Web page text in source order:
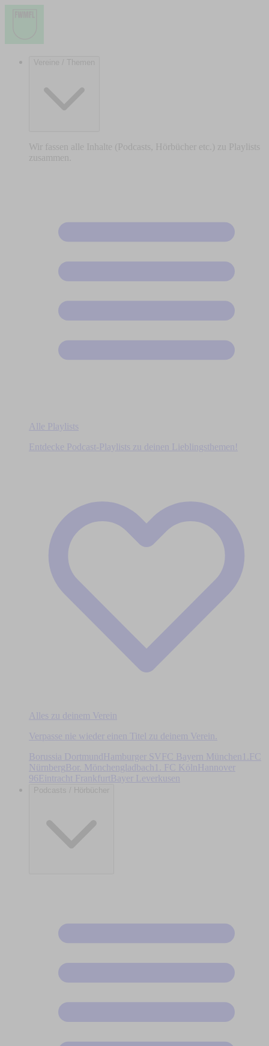
Vereine / Themen
Wir fassen alle Inhalte (Podcasts, Hörbücher etc.) zu Playlists
zusammen.
Alle Playlists
Entdecke Podcast-Playlists zu deinen Lieblingsthemen!
Alles zu deinem Verein
Verpasse nie wieder einen Titel zu deinem Verein.
Borussia DortmundHamburger SV FC Bayern München
1.FC
Nürnberg Bor. Mönchengladbach 1. FC Köln
Hannover
96Eintracht Frankfurt Bayer Leverkusen
Podcasts / Hörbücher